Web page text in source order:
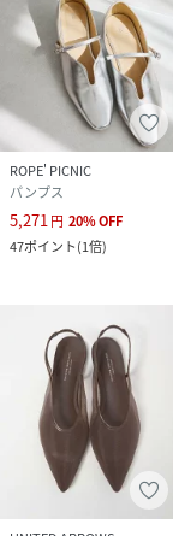
ROPE' PICNIC
パンプス
5,271円 20%OFF
47ポイント(1倍)